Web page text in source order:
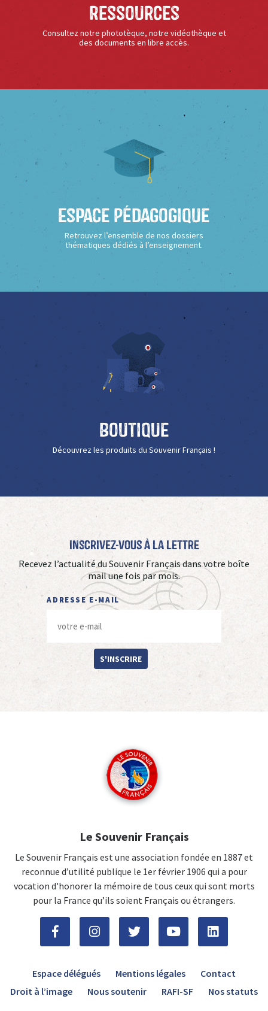
Ressources
Consultez notre phototèque, notre vidéothèque et
des documents en libre accès.
Espace Pédagogique
Retrouvez l’ensemble de nos dossiers
thématiques dédiés à l’enseignement.
Boutique
Découvrez les produits du Souvenir Français !
Inscrivez-vous à La Lettre
Recevez l’actualité du Souvenir Français dans votre boîte
mail une fois par mois.
ADRESSE E-MAIL
S'INSCRIRE
Le Souvenir Français
Le Souvenir Français est une association fondée en 1887 et
reconnue d’utilité publique le 1er février 1906 qui a pour
vocation d'honorer la mémoire de tous ceux qui sont morts
pour la France qu’ils soient Français ou étrangers.
Espace délégués Mentions légales
Contact
Droit à l’image
Nous soutenir RAFI-SF Nos statuts